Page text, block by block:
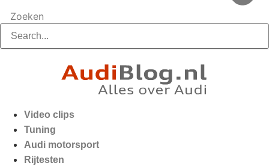
Zoeken
Video clips
Tuning
Audi motorsport
Rijtesten